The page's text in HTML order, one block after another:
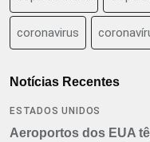
coronavirus
Notícias Recentes
ESTADOS UNIDOS
Aeroportos dos EUA